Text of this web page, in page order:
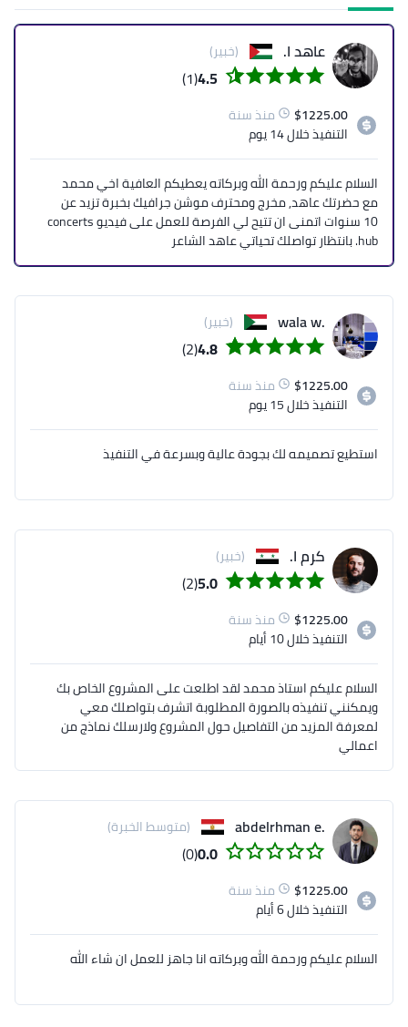
عاهد ا. (خبير)
4.5
(1)
$1225.00
منذ سنة
التنفيذخلال 14 يوم
السلام عليكم ورحمة الله وبركاته يعطيكم العافية اخي محمد
مع حضرتك عاهد, مخرج ومحترف موشن جرافيك بخبرة تزيد عن
10 سنوات اتمنى ان تتيح لي الفرصة للعمل على فيديو concerts
hub. بانتظار تواصلك تحياتي عاهد الشاعر
.wala w (خبير)
4.8
(2)
$1225.00
منذ سنة
التنفيذخلال 15 يوم
استطيع تصميمه لك بجودة عالية وبسرعة في التنفيذ
كرم ا. (خبير)
5.0
(2)
$1225.00
منذ سنة
التنفيذخلال 10 أيام
السلام عليكم استاذ محمد لقد اطلعت على المشروع الخاص بك
ويمكنني تنفيذه بالصورة المطلوبة اتشرف بتواصلك معي
لمعرفة المزيد من التفاصيل حول المشروع ولارسلك نماذج من
اعمالي
.abdelrhman e (متوسط الخبرة)
0.0
(0)
$1225.00
منذ سنة
التنفيذخلال 6 أيام
السلام عليكم ورحمة الله وبركاته انا جاهز للعمل ان شاء الله